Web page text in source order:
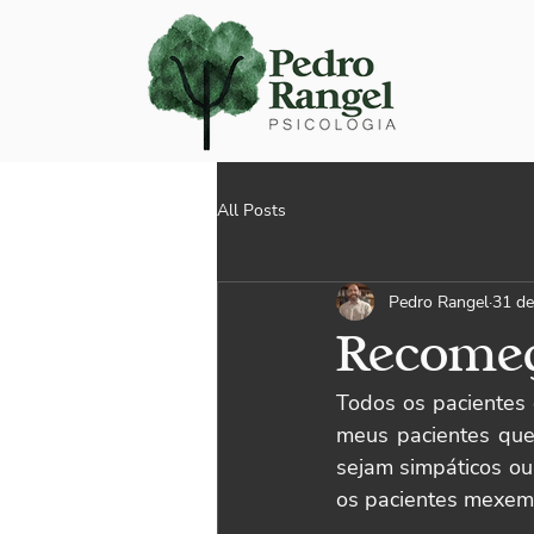
All Posts
Pedro Rangel 31
Todos os
meus pacientes
sejam simpáticos
os pacientes